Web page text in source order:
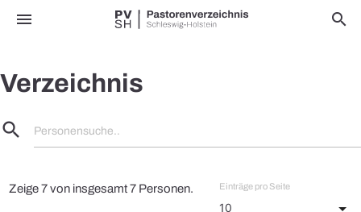
menu search
Verzeichnis
search Personensuche..
Zeige 7 von insgesamt 7 Personen. Einträge pro Seite